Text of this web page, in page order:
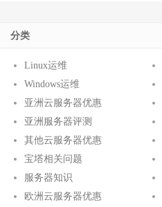
分类
Linux运维
Windows运维
亚洲云服务器优惠
亚洲服务器评测
其他云服务器优惠
宝塔相关问题
服务器知识
欧洲云服务器优惠